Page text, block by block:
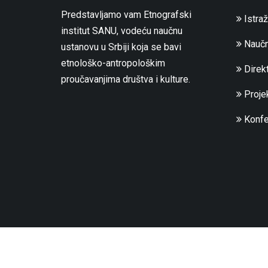
Predstavljamo vam Etnografski
institut SANU, vodeću naučnu
ustanovu u Srbiji koja se bavi
etnološko-antropološkim
proučavanjima društva i kulture.